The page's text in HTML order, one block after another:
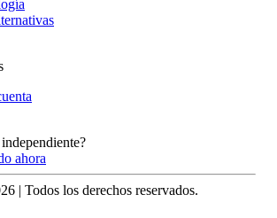
ahora
| Todos los derechos reservados.